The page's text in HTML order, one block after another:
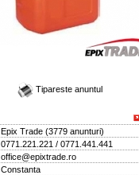
Tipareste anuntul
Epix Trade(3779 anunturi)
0771.221.221 / 0771.441.441
office@epixtrade.ro
Constanta